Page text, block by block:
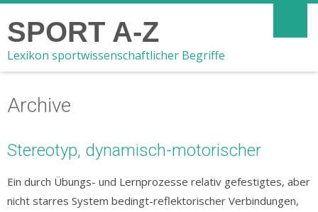
SPORT A-Z
Lexikon sportwissenschaftlicher Begriffe
Archive
Stereotyp, dynamisch-motorischer
Ein durch Übungs- und Lernprozesse relativ gefestigtes, aber
nicht starres System bedingt-reflektorischer Verbindungen,